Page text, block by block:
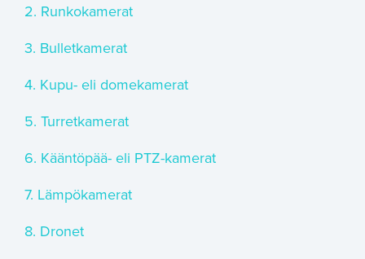
2. Runkokamerat
3. Bulletkamerat
4. Kupu- eli domekamerat
5. Turretkamerat
6. Kääntöpää- eli PTZ-kamerat
7. Lämpökamerat
8. Dronet